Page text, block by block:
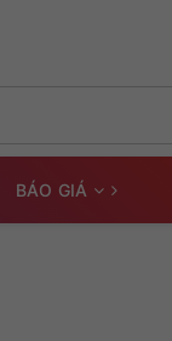
BÁO GIÁ